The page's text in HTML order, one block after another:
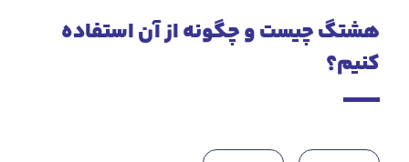
هشتگ چیست و چگونه از آن استفاده
کنیم؟